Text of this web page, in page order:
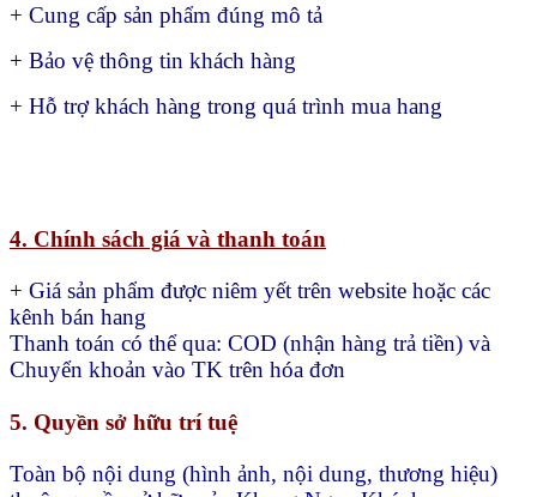
+ Cung cấp sản phẩm đúng mô tả
+ Bảo vệ thông tin khách hàng
+ Hỗ trợ khách hàng trong quá trình mua hang
4. Chính sách giá và thanh toán
+ Giá sản phẩm được niêm yết trên website hoặc các
kênh bán hang
Thanh toán có thể qua: COD (nhận hàng trả tiền) và
Chuyển khoản vào TK trên hóa đơn
5. Quyền sở hữu trí tuệ
Toàn bộ nội dung (hình ảnh, nội dung, thương hiệu)